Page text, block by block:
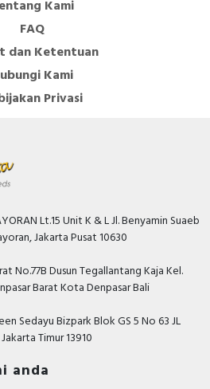
Kami
FAQ
dan Ketentuan
Kami
Privasi
Lt.15 Unit K & L Jl. Benyamin Suaeb
Jakarta Pusat 10630
No.77B Dusun Tegallantang Kaja Kel.
Barat Kota Denpasar Bali
Sedayu Bizpark Blok GS 5 No 63 JL
Timur 13910
anda